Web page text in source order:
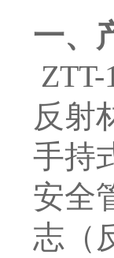
一、
反射
手持
安全
志（